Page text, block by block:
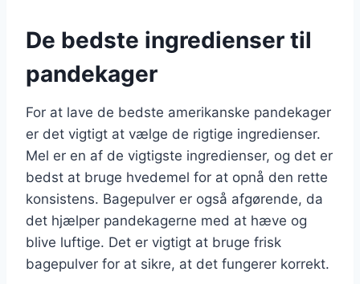
De bedste ingredienser til
pandekager
For at lave de bedste amerikanske pandekager
er det vigtigt at vælge de rigtige ingredienser.
Mel er en af de vigtigste ingredienser, og det er
bedst at bruge hvedemel for at opnå den rette
konsistens. Bagepulver er også afgørende, da
det hjælper pandekagerne med at hæve og
blive luftige. Det er vigtigt at bruge frisk
bagepulver for at sikre, at det fungerer korrekt.